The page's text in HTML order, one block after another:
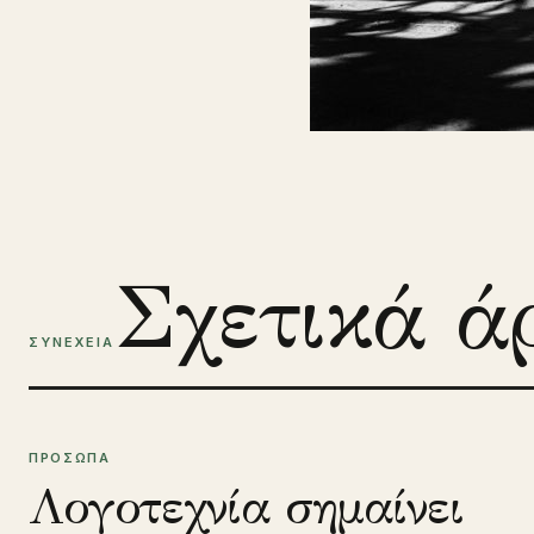
ΣΥΝΕΧΕΙΑ Σχετικά
ΠΡΟΣΩΠΑ
Λογοτεχνία σημαίνει